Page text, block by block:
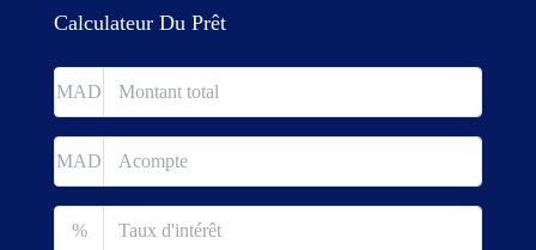
Calculateur Du Prêt
MAD
MAD
%